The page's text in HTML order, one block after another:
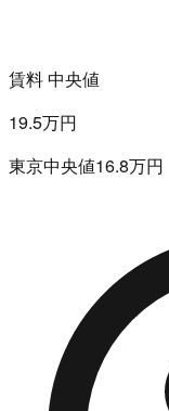
賃料 中央値
19.5万円
東京中央値16.8万円